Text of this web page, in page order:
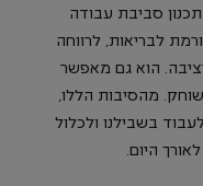
סביבת עבודה
לבריאות, לרווחה
הוא גם מאפשר
מהסיבות הללו,
בשבילנו ולכלול
היום.